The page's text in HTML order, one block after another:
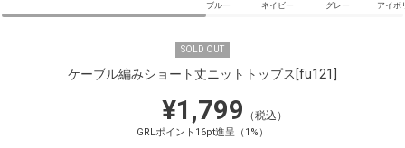
ブルー ネイビー グレー アイボ
SOLD OUT
ケーブル編みショート丈ニットトップス [fu121]
¥1,799 （税込）
GRLポイント16pt進呈（1%）